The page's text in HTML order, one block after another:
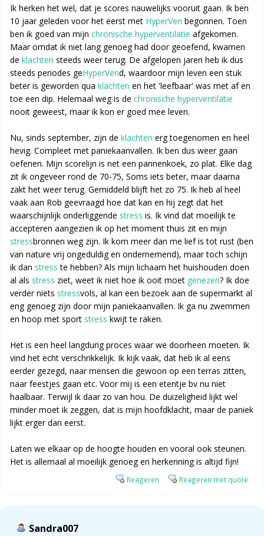
Ik herken het wel, dat je scores nauwelijks vooruit gaan. Ik ben
10 jaar geleden voor het eerst met HyperVen begonnen. Toen
ben ik goed van mijn chronische hyperventilatie afgekomen.
Maar omdat ik niet lang genoeg had door geoefend, kwamen
de klachten steeds weer terug. De afgelopen jaren heb ik dus
steeds periodes geHyperVend, waardoor mijn leven een stuk
beter is geworden qua klachten en het 'leefbaar' was met af en
toe een dip. Helemaal weg is de chronische hyperventilatie
nooit geweest, maar ik kon er goed mee leven.
Nu, sinds september, zijn de klachten erg toegenomen en heel
hevig. Compleet met paniekaanvallen. Ik ben dus weer gaan
oefenen. Mijn scorelijn is net een pannenkoek, zo plat. Elke dag
zit ik ongeveer rond de 70-75, Soms iets beter, maar daarna
zakt het weer terug. Gemiddeld blijft het zo 75. Ik heb al heel
vaak aan Rob geevraagd hoe dat kan en hij zegt dat het
waarschijnlijk onderliggende stress is. Ik vind dat moeilijk te
accepteren aangezien ik op het moment thuis zit en mijn
stressbronnen weg zijn. Ik kom meer dan me lief is tot rust (ben
van nature vrij ongeduldig en ondernemend), maar toch schijn
ik dan stress te hebben? Als mijn lichaam het huishouden doen
al als stress ziet, weet ik niet hoe ik ooit moet genezen? Ik doe
verder niets stressvols, al kan een bezoek aan de supermarkt al
eng genoeg zijn door mijn paniekaanvallen. Ik ga nu zwemmen
en hoop met sport stress kwijt te raken.
Het is een heel langdurig proces waar we doorheen moeten. Ik
vind het echt verschrikkelijk. Ik kijk vaak, dat heb ik al eens
eerder gezegd, naar mensen die gewoon op een terras zitten,
naar feestjes gaan etc. Voor mij is een etentje bv nu niet
haalbaar. Terwijl ik daar zo van hou. De duizeligheid lijkt wel
minder moet ik zeggen, dat is mijn hoofdklacht, maar de paniek
lijkt erger dan eerst.
Laten we elkaar op de hoogte houden en vooral ook steunen.
Het is allemaal al moeilijk genoeg en herkenning is altijd fijn!
Reageren Reageren met quote
Sandra007